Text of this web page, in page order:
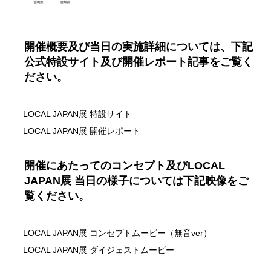
開催概要及び当日の実施詳細については、下記
公式特設サイト及び開催レポート記事をご覧く
ださい。
LOCAL JAPAN展 特設サイト
LOCAL JAPAN展 開催レポート
開催にあたってのコンセプト及びLOCAL
JAPAN展 当日の様子については下記映像をご
覧ください。
LOCAL JAPAN展 コンセプトムービー（無音ver）
LOCAL JAPAN展 ダイジェストムービー